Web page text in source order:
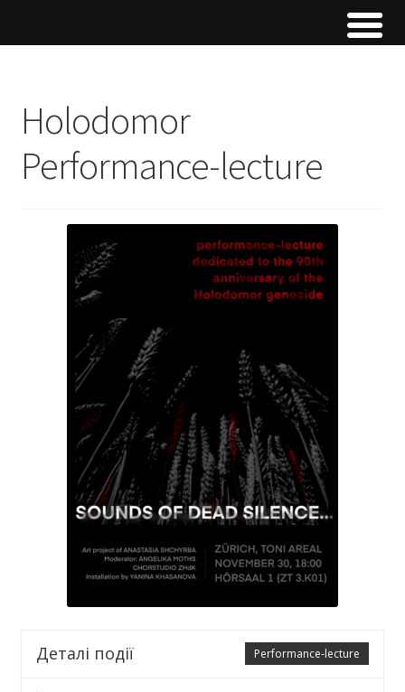
Holodomor
Performance-lecture
Performance-lecture
Деталі події